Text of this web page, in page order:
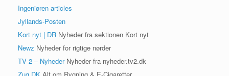
Ingeniøren articles
Jyllands-Posten
Kort nyt | DR Nyheder fra sektionen Kort nyt
Newz Nyheder for rigtige nørder
TV 2 – NyhederNyheder fra nyheder.tv2.dk